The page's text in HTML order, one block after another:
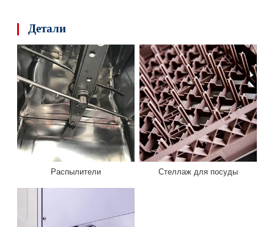
Детали
Распылители Стеллаж для посуды